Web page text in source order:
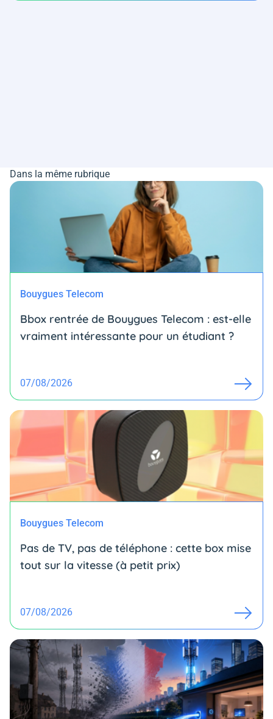
Dans la même rubrique
Bouygues Telecom
Bbox rentrée de Bouygues Telecom : est-elle
vraiment intéressante pour un étudiant ?
07/08/2026
Bouygues Telecom
Pas de TV, pas de téléphone : cette box mise
tout sur la vitesse (à petit prix)
07/08/2026